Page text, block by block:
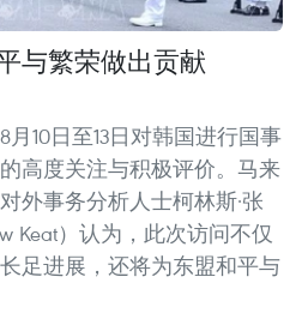
与繁荣做出贡献
10日至13日对韩国进行国事
高度关注与积极评价。马来
外事务分析人士柯林斯·张
Keat）认为，此次访问不仅
足进展，还将为东盟和平与